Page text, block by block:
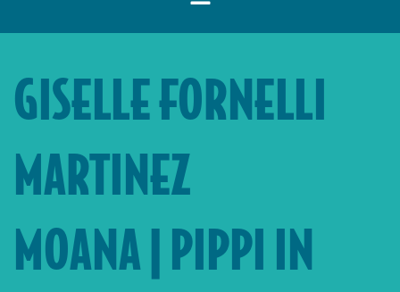
GISELLE FORNELLI
MARTINEZ
MOANA | PIPPI IN